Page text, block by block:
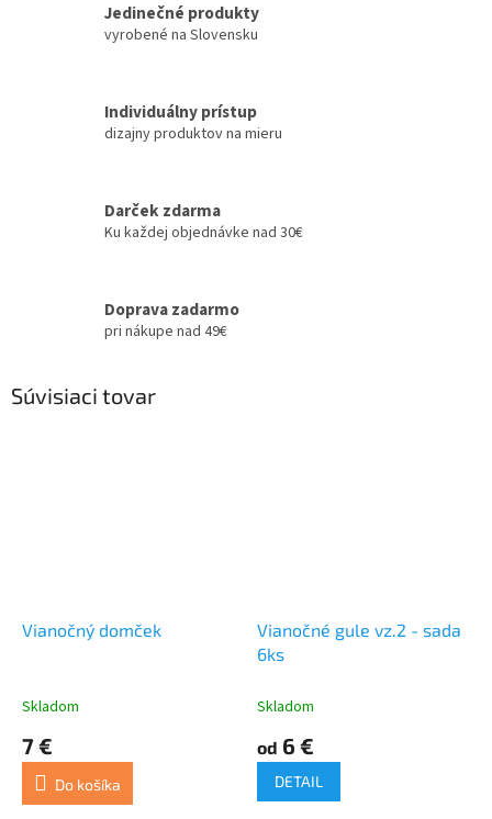
Jedinečné produkty
vyrobené na Slovensku
Individuálny prístup
dizajny produktov na mieru
Darček zdarma
Ku každej objednávke nad 30€
Doprava zadarmo
pri nákupe nad 49€
Súvisiaci tovar
Vianočný domček
Skladom
7 €
Do košíka
Vianočné gule vz.2 - sada
6ks
Skladom
od 6 €
DETAIL